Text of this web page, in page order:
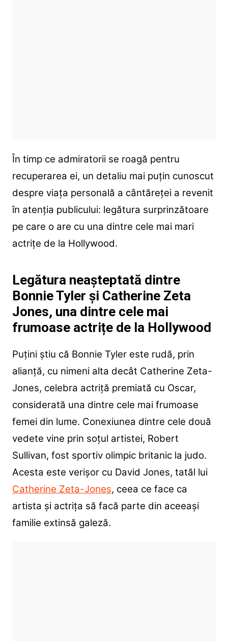
În timp ce admiratorii se roagă pentru
recuperarea ei, un detaliu mai puțin cunoscut
despre viața personală a cântăreței a revenit
în atenția publicului: legătura surprinzătoare
pe care o are cu una dintre cele mai mari
actrițe de la Hollywood.
Legătura neașteptată dintre
Bonnie Tyler și Catherine Zeta
Jones, una dintre cele mai
frumoase actrițe de la Hollywood
Puțini știu că Bonnie Tyler este rudă, prin
alianță, cu nimeni alta decât Catherine Zeta-
Jones, celebra actriță premiată cu Oscar,
considerată una dintre cele mai frumoase
femei din lume. Conexiunea dintre cele două
vedete vine prin soțul artistei, Robert
Sullivan, fost sportiv olimpic britanic la judo.
Acesta este verișor cu David Jones, tatăl lui
Catherine Zeta-Jones, ceea ce face ca
artista și actrița să facă parte din aceeași
familie extinsă galeză.